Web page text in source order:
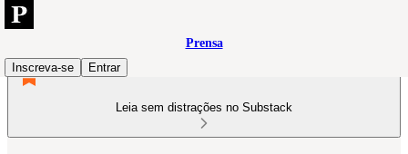
Prensa
Inscreva-se
Entrar
Leia sem distrações no Substack